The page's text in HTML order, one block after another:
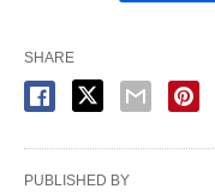
SHARE
PUBLISHED BY